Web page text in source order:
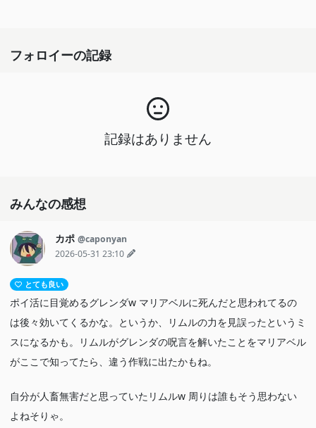
フォロイーの記録
記録はありません
みんなの感想
カポ @caponyan
2026-05-31 23:10
とても良い
ポイ活に目覚めるグレンダw マリアベルに死んだと思われてるの
は後々効いてくるかな。というか、リムルの力を見誤ったというミ
スになるかも。リムルがグレンダの呪言を解いたことをマリアベル
がここで知ってたら、違う作戦に出たかもね。
自分が人畜無害だと思っていたリムルw 周りは誰もそう思わない
よねそりゃ。